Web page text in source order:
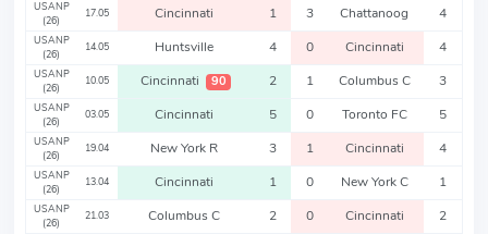
USANP
(26)
17.05 Cincinnati 1 3 Chattanoog 4
USANP
(26)
14.05 Huntsville 4 0 Cincinnati 4
USANP
(26)
10.05 Cincinnati 90 2 1 Columbus C 3
USANP
(26)
03.05 Cincinnati 5 0 Toronto FC 5
USANP
(26)
19.04 New York R 3 1 Cincinnati 4
USANP
(26)
13.04 Cincinnati 1 0 New York C 1
USANP
(26)
21.03 Columbus C 2 0 Cincinnati 2